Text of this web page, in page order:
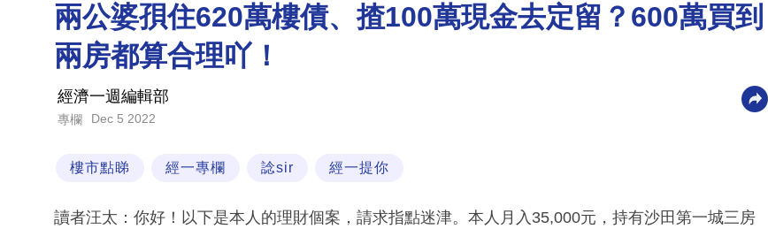
兩公婆孭住620萬樓債、揸100萬現金去定留？600萬買到
兩房都算合理吖！
經濟一週編輯部
專欄 Dec 5 2022
樓市點睇 經一專欄 諗sir 經一提你
讀者汪太：你好！以下是本人的理財個案，請求指點迷津。本人月入35,000元，持有沙田第一城三房